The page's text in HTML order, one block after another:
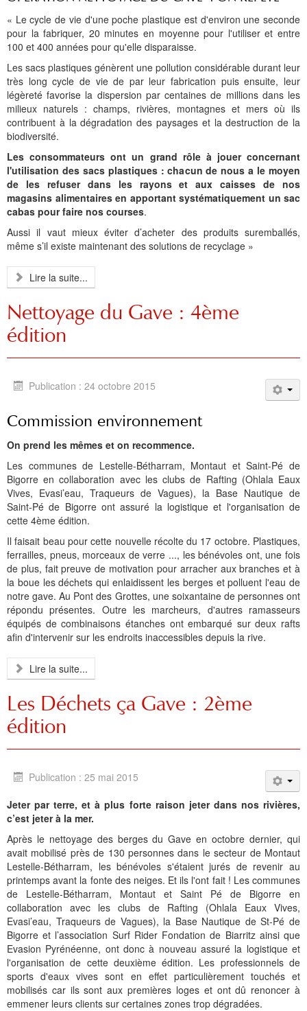
Aires de pique-nique
Manifestations
Liens touristiques
Montagne
Villes
Culture et découverte
Sports d'hivers et thermes
Vers le progrès
Translation du cimetière
Recensement de 1385
Le cimetière
Le monument aux morts
Le moulin
Les chemins
Les savoir-faire
PV du Conseil Municipal
Le service scolaire
Services aux personnes
Compétences
PLU 2025 modification simplifiée N° 1
PLU 2011 - Règlement
Restauration du calvaire
Aménagements
Projets
Réalisations
Budget et finances
Budgets primitifs
Comptes administratifs
Fiscalité
Bulletins municipaux
État civil
Naissances
Mariages / Pacs
Décès
Mentions légales et politique de confidentialité
Collège et lycées
Collèges aux alentours
Lycées aux alentours
Associations
Services aux jeunes
Administrations
Santé / Social
Maisons de retraite
Transports
Déchets
Culte
Les pèlerinages
Récit de voyage en 1645
La Chapelle Saint Michel
Le vieux pont
Le Musée
L'ensemble scolaire
La maison de retraite
Les accueils
Votre séjour
« Le cycle de vie d'une poche plastique est d'environ une seconde
pour la fabriquer, 20 minutes en moyenne pour l'utiliser et entre
100 et 400 années pour qu'elle disparaisse.
Les sacs plastiques génèrent une pollution considérable durant leur
très long cycle de vie de par leur fabrication puis ensuite, leur
légèreté favorise la dispersion par centaines de millions dans les
milieux naturels : champs, rivières, montagnes et mers où ils
contribuent à la dégradation des paysages et la destruction de la
biodiversité.
Les consommateurs ont un grand rôle à jouer concernant
l'utilisation des sacs plastiques : chacun de nous a le moyen
de les refuser dans les rayons et aux caisses de nos
magasins alimentaires en apportant systématiquement un sac
cabas pour faire nos courses.
Aussi il vaut mieux éviter d’acheter des produits suremballés,
même s’il existe maintenant des solutions de recyclage »
Lire la suite...
Nettoyage du Gave : 4ème
édition
Publication : 24 octobre 2015
Commission environnement
On prend les mêmes et on recommence.
Les communes de Lestelle-Bétharram, Montaut et Saint-Pé de
Bigorre en collaboration avec les clubs de Rafting (Ohlala Eaux
Vives, Evasi’eau, Traqueurs de Vagues), la Base Nautique de
Saint-Pé de Bigorre ont assuré la logistique et l'organisation de
cette 4ème édition.
Il faisait beau pour cette nouvelle récolte du 17 octobre. Plastiques,
ferrailles, pneus, morceaux de verre ..., les bénévoles ont, une fois
de plus, fait preuve de motivation pour arracher aux branches et à
la boue les déchets qui enlaidissent les berges et polluent l'eau de
notre gave. Au Pont des Grottes, une soixantaine de personnes ont
répondu présentes. Outre les marcheurs, d'autres ramasseurs
équipés de combinaisons étanches ont embarqué sur deux rafts
afin d'intervenir sur les endroits inaccessibles depuis la rive.
Lire la suite...
Les Déchets ça Gave : 2ème
édition
Publication : 25 mai 2015
Jeter par terre, et à plus forte raison jeter dans nos rivières,
c’est jeter à la mer.
Après le nettoyage des berges du Gave en octobre dernier, qui
avait mobilisé près de 130 personnes dans le secteur de Montaut
Lestelle-Bétharram, les bénévoles s'étaient jurés de revenir au
printemps avant la fonte des neiges. Et ils l'ont fait ! Les communes
de Lestelle-Bétharram, Montaut et Saint Pé de Bigorre en
collaboration avec les clubs de Rafting (Ohlala Eaux Vives,
Evasi’eau, Traqueurs de Vagues), la Base Nautique de St-Pé de
Bigorre et l’association Surf Rider Fondation de Biarritz ainsi que
Evasion Pyrénéenne, ont donc à nouveau assuré la logistique et
l'organisation de cette deuxième édition. Les professionnels de
sports d'eaux vives sont en effet particulièrement touchés et
mobilisés car ils sont aux premières loges et ont dû renoncer à
emmener leurs clients sur certaines zones trop dégradées.